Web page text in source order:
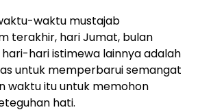
waktu mustajab
terakhir, hari Jumat, bulan
hari-hari istimewa lainnya adalah
untuk memperbarui semangat
waktu itu untuk memohon
hati.